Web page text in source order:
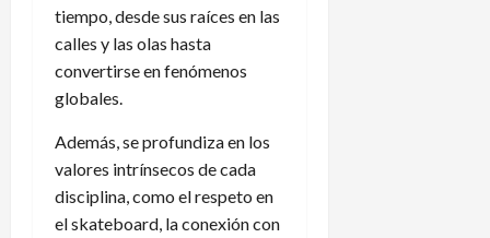
tiempo, desde sus raíces en las
calles y las olas hasta
convertirse en fenómenos
globales.
Además, se profundiza en los
valores intrínsecos de cada
disciplina, como el respeto en
el skateboard, la conexión con